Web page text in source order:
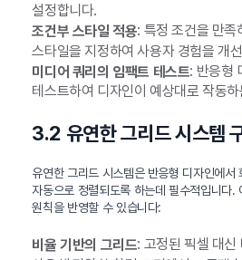
설정합니다.
조건부 스타일 적용: 특정 조건을 만
스타일을 지정하여 사용자 경험을 개
미디어 쿼리의 임팩트 테스트: 반응형
테스트하여 디자인이 예상대로 작동
3.2 유연한 그리드 시스템
유연한 그리드 시스템은 반응형 디자인에서
자동으로 정렬되도록 하는데 필수적입니다.
원칙을 반영할 수 있습니다:
비율 기반의 그리드: 고정된 픽셀 대신